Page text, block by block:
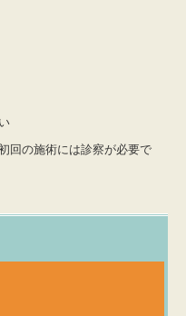
回の施術には診察が必要で